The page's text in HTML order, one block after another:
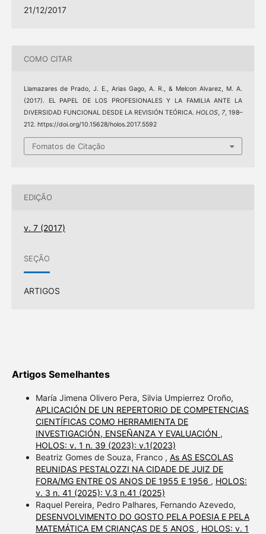
21/12/2017
COMO CITAR
Llamazares de Prado, J. E., Arias Gago, A. R., & Melcon Alvarez, M. A.
(2017). EL PAPEL DE LOS PROFESIONALES Y LA FAMILIA ANTE LA
DIVERSIDAD FUNCIONAL DESDE LA REVISIÓN TEÓRICA.HOLOS,7, 198–
212. https://doi.org/10.15628/holos.2017.5592
Fomatos de Citação
EDIÇÃO
v. 7 (2017)
SEÇÃO
ARTIGOS
Artigos Semelhantes
María Jimena Olivero Pera, Silvia Umpierrez Oroño,
APLICACIÓN DE UN REPERTORIO DE COMPETENCIAS
CIENTÍFICAS COMO HERRAMIENTA DE
INVESTIGACIÓN, ENSEÑANZA Y EVALUACIÓN ,
HOLOS: v. 1 n. 39 (2023): v.1(2023)
Beatriz Gomes de Souza, Franco , As AS ESCOLAS
REUNIDAS PESTALOZZI NA CIDADE DE JUIZ DE
FORA/MG ENTRE OS ANOS DE 1955 E 1956 , HOLOS:
v. 3 n. 41 (2025): V.3 n.41 (2025)
Raquel Pereira, Pedro Palhares, Fernando Azevedo,
DESENVOLVIMENTO DO GOSTO PELA POESIA E PELA
MATEMÁTICA EM CRIANÇAS DE 5 ANOS , HOLOS: v. 1